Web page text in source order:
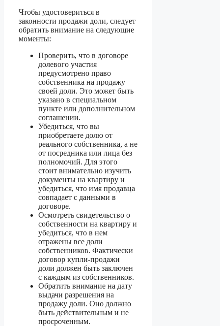
Чтобы удостовериться в
законности продажи доли, следует
обратить внимание на следующие
моменты:
Проверить, что в договоре
долевого участия
предусмотрено право
собственника на продажу
своей доли. Это может быть
указано в специальном
пункте или дополнительном
соглашении.
Убедиться, что вы
приобретаете долю от
реального собственника, а не
от посредника или лица без
полномочий. Для этого
стоит внимательно изучить
документы на квартиру и
убедиться, что имя продавца
совпадает с данными в
договоре.
Осмотреть свидетельство о
собственности на квартиру и
убедиться, что в нем
отражены все доли
собственников. Фактически
договор купли-продажи
доли должен быть заключен
с каждым из собственников.
Обратить внимание на дату
выдачи разрешения на
продажу доли. Оно должно
быть действительным и не
просроченным.